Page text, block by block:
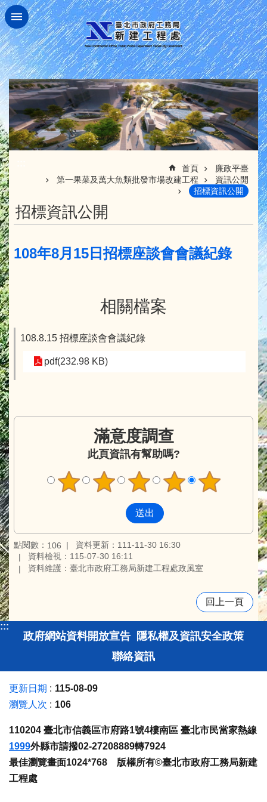
跳到主要內容區塊
首頁
廉政平臺
第一果菜及萬大魚類批發市場改建工程
資訊公開
招標資訊公開
招標資訊公開
108年8月15日招標座談會會議紀錄
相關檔案
108.8.15 招標座談會會議紀錄
pdf(232.98 KB)
滿意度調查
此頁資訊有幫助嗎?
點閱數： 106
資料更新：111-11-30 16:30
資料檢視：115-07-30 16:11
資料維護：臺北市政府工務局新建工程處政風室
回上一頁
:::
政府網站資料開放宣告 隱私權及資訊安全政策
聯絡資訊
更新日期
115-08-09
瀏覽人次
106
110204 臺北市信義區市府路1號4樓南區 臺北市民當家熱線
1999外縣市請撥02-27208889轉7924
最佳瀏覽畫面1024*768 版權所有©臺北市政府工務局新建
工程處